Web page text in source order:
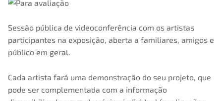
Sessão pública de videoconferência com os artistas
participantes na exposição, aberta a familiares, amigos e
público em geral.
Cada artista fará uma demonstração do seu projeto, que
pode ser complementada com a informação